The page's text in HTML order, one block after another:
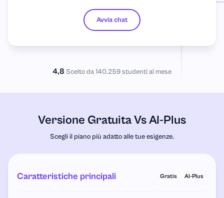
Avvia chat
4,8 Scelto da 140.259 studenti al mese
Versione Gratuita Vs AI-Plus
Scegli il piano più adatto alle tue esigenze.
Caratteristiche principali Gratis AI-Plus